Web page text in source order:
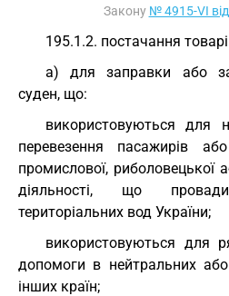
Закону № 4915-VI
195.1.2. постачання
а) для заправки або
суден, що:
використовуються для
перевезення пасажирів
промислової, риболовецької
діяльності, що
територіальних вод України;
використовуються для
допомоги в нейтральних
інших країн;